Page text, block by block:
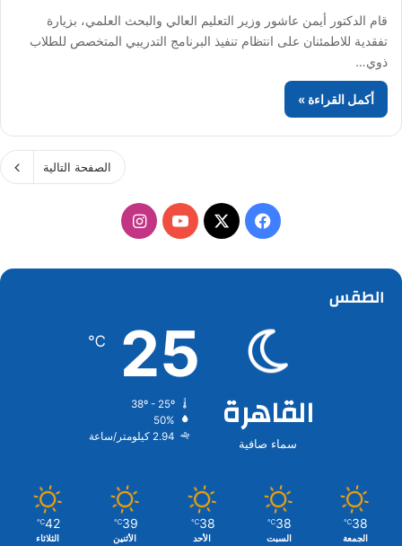
قام الدكتور أيمن عاشور وزير التعليم العالي والبحث العلمي، بزيارة
تفقدية للاطمئنان على انتظام تنفيذ البرنامج التدريبي المتخصص للطلاب
ذوي…
أكمل القراءة »
الصفحة التالية
فيسبوك
‫X
‫YouTubeانستقرام
الطقس
القاهرة
سماء صافية
25
℃
50%
2.94 كيلومتر/ساعة
38
℃
الجمعة
38
℃
السبت
38
℃
الأحد
39
℃
الأثنين
42
℃
الثلاثاء